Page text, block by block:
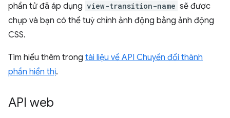
phần tử đã áp dụng view-transition-name sẽ được
chụp và bạn có thể tuỳ chỉnh ảnh động bằng ảnh động
CSS.
Tìm hiểu thêm trong tài liệu về API Chuyển đổi thành
phần hiển thị.
API web